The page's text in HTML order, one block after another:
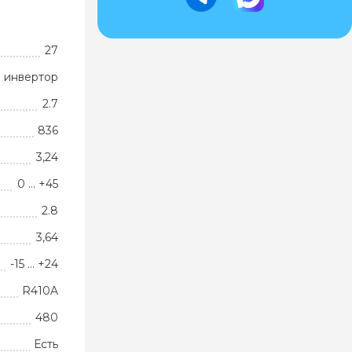
27
2.7
836
3,24
0 … +45
2.8
3,64
-15 … +24
R410A
480
Есть